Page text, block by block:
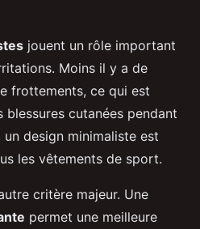
jouent un rôle important
Moins il y a de
frottements, ce qui est
cutanées pendant
design minimaliste est
les vêtements de sport.
critère majeur. Une
permet une meilleure